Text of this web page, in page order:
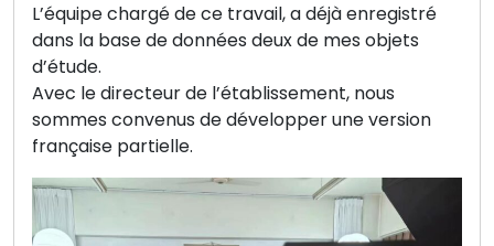
L’équipe chargé de ce travail, a déjà enregistré
dans la base de données deux de mes objets
d’étude.
Avec le directeur de l’établissement, nous
sommes convenus de développer une version
française partielle.